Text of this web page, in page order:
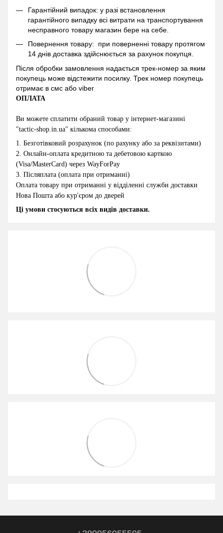
Гарантійний випадок: у разі встановлення
гарантійного випадку всі витрати на транспортування
несправного товару магазин бере на себе.
Повернення товару: при поверненні товару протягом
14 днів доставка здійснюється за рахунок покупця.
Після обробки замовлення надається трек-номер за яким
покупець може відстежити посилку. Трек номер покупець
отримає в смс або viber
ОПЛАТА
Ви можете сплатити обраний товар у інтернет-магазині
"tactic-shop.in.ua" кількома способами:
1. Безготівковий розрахунок (по рахунку або за реквізитами)
2 Онлайн-оплата кредитною та дебетовою карткою
(Visa/MasterCard) через WayForPay
3. Післяплата (оплата при отриманні)
Оплата товару при отриманні у відділенні служби доставки
Нова Пошта або кур'єром до дверей
Ці умови стосуються всіх видів доставки.